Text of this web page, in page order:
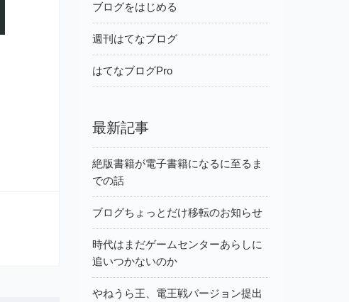
ブログをはじめる
週刊はてなブログ
はてなブログPro
最新記事
絶版書籍が電子書籍になるに至るま
での話
ブログちょっとだけ移転のお知らせ
時代はまだゲームセンターあらしに
追いつかないのか
やねうら王、電王戦バージョン提出